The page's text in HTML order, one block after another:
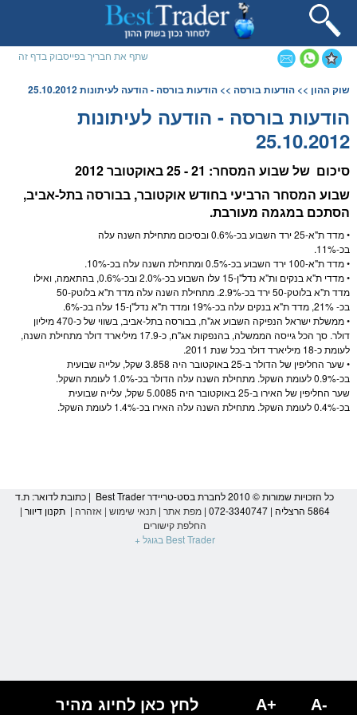
שתף את חבריך בפייסבוק בדף זה
שוק ההון >> הודעות בורסה>> הודעות בורסה - הודעה לעיתונות 25.10.2012
הודעות בורסה - הודעה לעיתונות
25.10.2012
סיכום של שבוע המסחר: 21 - 25 באוקטובר 2012
שבוע המסחרהרביעי בחודש אוקטובר, בבורסה בתל-אביב,
הסתכם במגמה מעורבת.
• מדד ת"א-25 ירד השבוע בכ-0.6% ובסיכום מתחילת השנה עלה
בכ-11%.
• מדד ת"א-100 ירד השבוע בכ-0.5% ומתחילת השנה עלה בכ-10%.
• מדדי ת"א בנקים ות"א נדל"ן-15 עלו השבוע בכ-2.0% ובכ-0.6%, בהתאמה, ואילו
מדד ת"א בלוטק-50 ירד בכ-2.9%. מתחילת השנה עלה מדד ת"א בלוטק-50
בכ- 21%, מדד ת"א בנקים עלה בכ-19% ומדד ת"א נדל"ן-15 עלה בכ-6%.
• ממשלת ישראל הנפיקה השבוע אג"ח, בבורסהבתל-אביב, בשווי של כ-470 מיליון
דולר. סך הכל גייסה הממשלה, בהנפקות אג"ח, כ-17.9 מיליארד דולרמתחילת השנה,
לעומת כ-18 מיליארד
דולרבכל שנת 2011.
• שער החליפין של הדולרב-25 באוקטובר היה 3.858 שקל, עלייה שבועית
בכ-0.9% לעומת ה
שקל. מתחילת השנה עלה הדולרבכ-1.0% לעומת ה שקל.
שער החליפין של האירו ב-25 באוקטובר היה 5.0085
שקל, עלייה שבועית
בכ-0.4% לעומת ה
שקל. מתחילת השנה עלה האירו בכ-1.4% לעומת ה שקל.
כל הזכויות שמורות © 2010 לחברת בסט-טריידר Best Trader | כתובת לדואר: ת.ד
5864 הרצליה | 072-3340747 |
מפת אתר | תנאי שימוש | אזהרה | תקנון דיוור |
החלפת קישורים
Best Trader בגוגל +
לחץ כאן לחיוג מהיר A+ A-